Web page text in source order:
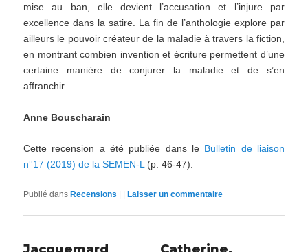
mise au ban, elle devient l’accusation et l’injure par
excellence dans la satire. La fin de l’anthologie explore par
ailleurs le pouvoir créateur de la maladie à travers la fiction,
en montrant combien invention et écriture permettent d’une
certaine manière de conjurer la maladie et de s’en
affranchir.
Anne Bouscharain
Cette recension a été publiée dans leBulletin de liaison
n°17 (2019) de la SEMEN-L(p. 46-47).
Publié dans Recensions Laisser un commentaire